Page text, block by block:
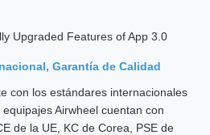
Garantía de Calidad
con los estándares internacionales
Airwheel cuentan con
de la UE, KC de Corea, PSE de